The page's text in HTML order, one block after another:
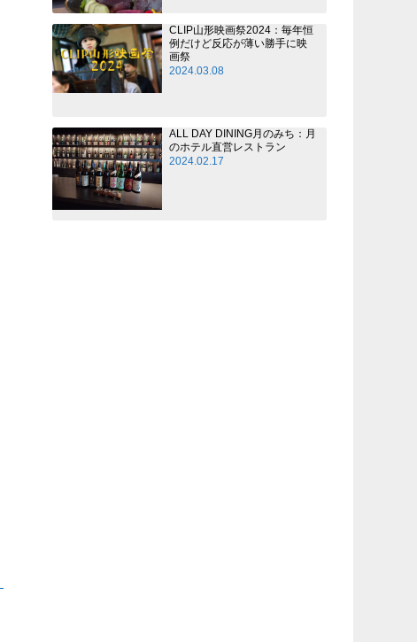
CLIP山形映画祭2024：毎年恒
例だけど反応が薄い勝手に映
画祭
2024.03.08
ALL DAY DINING月のみち：月
のホテル直営レストラン
2024.02.17